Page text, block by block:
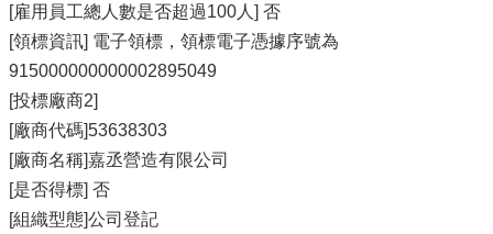
[雇用員工總人數是否超過100人] 否
[領標資訊] 電子領標，領標電子憑據序號為
915000000000002895049
[投標廠商2]
[廠商代碼]53638303
[廠商名稱]嘉丞營造有限公司
[是否得標] 否
[組織型態]公司登記